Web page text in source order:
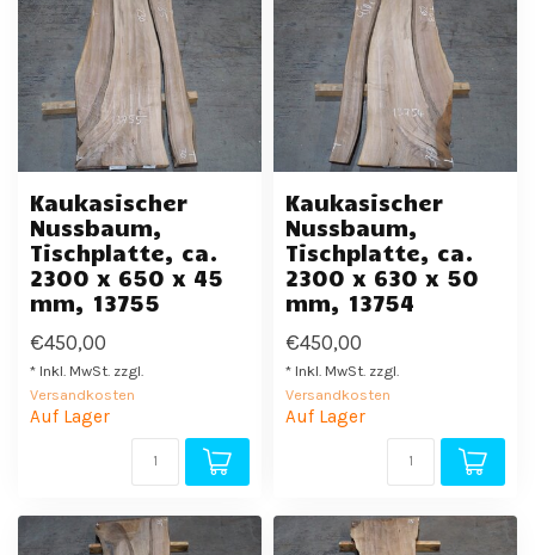
Kaukasischer
Nussbaum,
Tischplatte, ca.
2300 x 650 x 45
mm, 13755
€450,00
* Inkl. MwSt. zzgl.
Versandkosten
Auf Lager
Kaukasischer
Nussbaum,
Tischplatte, ca.
2300 x 630 x 50
mm, 13754
€450,00
* Inkl. MwSt. zzgl.
Versandkosten
Auf Lager